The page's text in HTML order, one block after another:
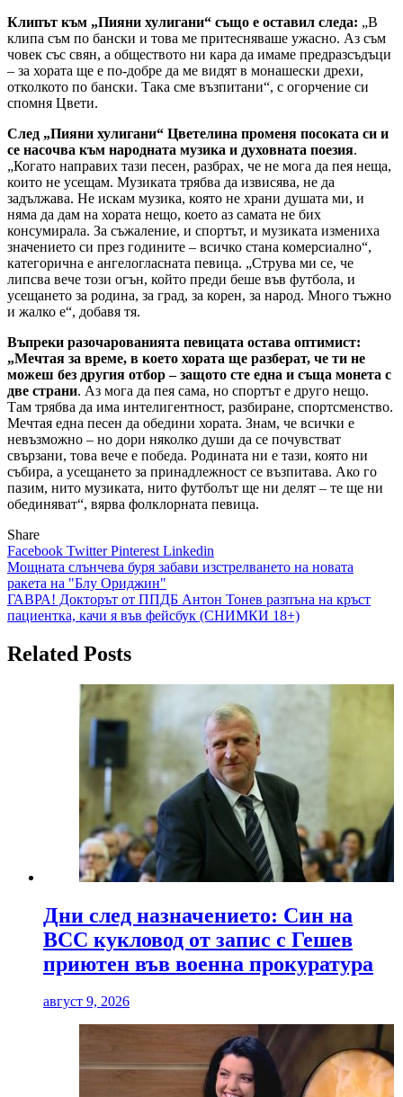
Клипът към „Пияни хулигани“ също е оставил следа: „В
клипа съм по бански и това ме притесняваше ужасно. Аз съм
човек със свян, а обществото ни кара да имаме предразсъдъци
– за хората ще е по-добре да ме видят в монашески дрехи,
отколкото по бански. Така сме възпитани“, с огорчение си
спомня Цвети.
След „Пияни хулигани“ Цветелина променя посоката си и
се насочва към народната музика и духовната поезия.
„Когато направих тази песен, разбрах, че не мога да пея неща,
които не усещам. Музиката трябва да извисява, не да
задължава. Не искам музика, която не храни душата ми, и
няма да дам на хората нещо, което аз самата не бих
консумирала. За съжаление, и спортът, и музиката измениха
значението си през годините – всичко стана комерсиално“,
категорична е ангелогласната певица. „Струва ми се, че
липсва вече този огън, който преди беше във футбола, и
усещането за родина, за град, за корен, за народ. Много тъжно
и жалко е“, добавя тя.
Въпреки разочарованията певицата остава оптимист:
„Мечтая за време, в което хората ще разберат, че ти не
можеш без другия отбор – защото сте една и съща монета с
две страни. Аз мога да пея сама, но спортът е друго нещо.
Там трябва да има интелигентност, разбиране, спортсменство.
Мечтая една песен да обедини хората. Знам, че всички е
невъзможно – но дори няколко души да се почувстват
свързани, това вече е победа. Родината ни е тази, която ни
събира, а усещането за принадлежност се възпитава. Ако го
пазим, нито музиката, нито футболът ще ни делят – те ще ни
обединяват“, вярва фолклорната певица.
Share
Facebook TwitterPinterest Linkedin
Навигация
Мощната слънчева буря забави изстрелването на новата
ракета на "Блу Ориджин"
ГАВРА! Докторът от ППДБ Антон Тонев разпъна на кръст
пациентка, качи я във фейсбук (СНИМКИ 18+)
Related Posts
Дни след назначението: Син на
ВСС кукловод от запис с Гешев
приютен във военна прокуратура
август 9, 2026